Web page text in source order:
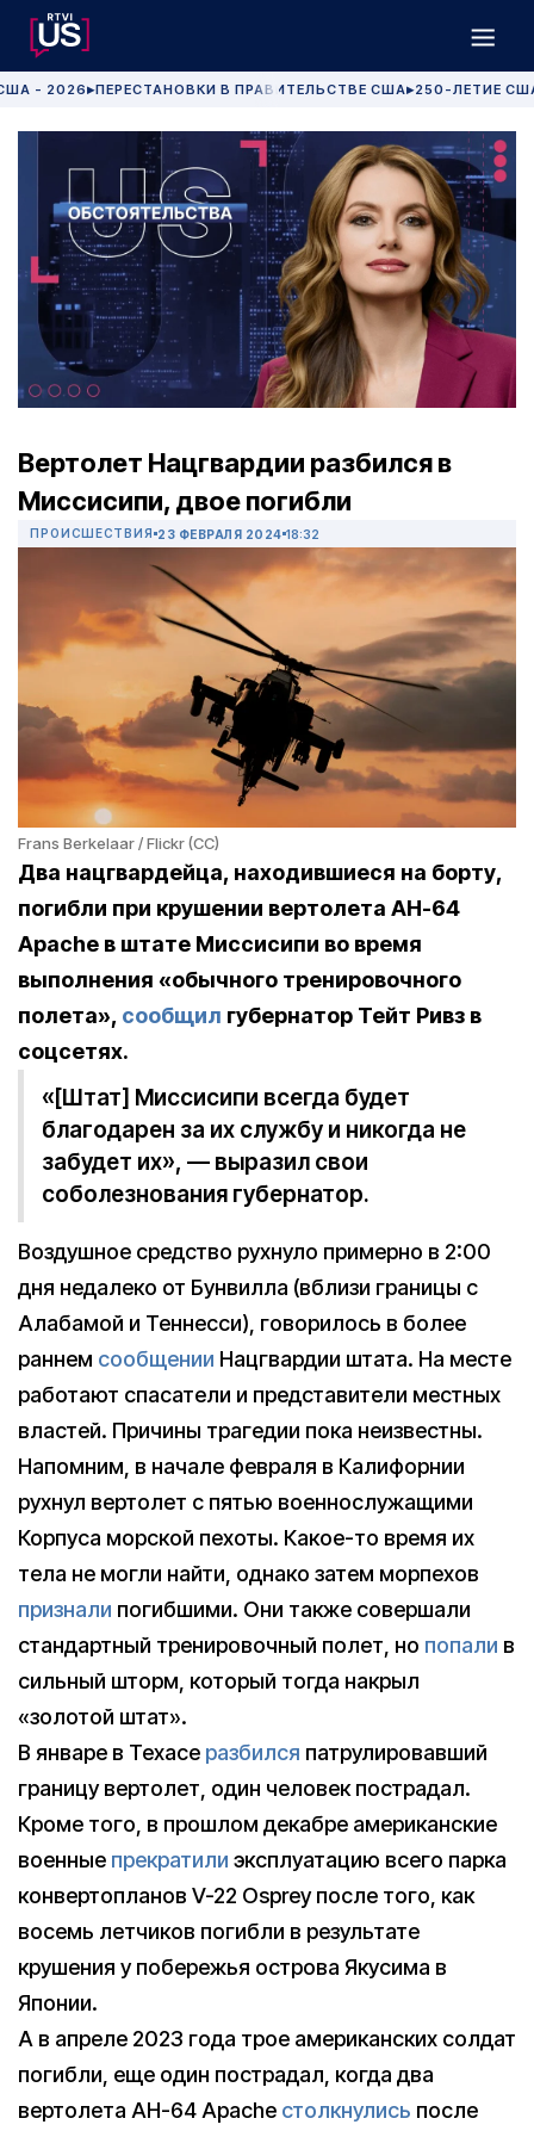
- 2026 ▶ПЕРЕСТАНОВКИ В ПРАВИТЕЛЬСТВЕ США▶250-ЛЕТИЕ
Вертолет Нацгвардии разбился в
Миссисипи, двое погибли
ПРОИСШЕСТВИЯ 23 ФЕВРАЛЯ 2024 18:32
Frans Berkelaar / Flickr (CC)
Два нацгвардейца, находившиеся на борту,
погибли при крушении вертолета AH-64
Apache ​​в штате Миссисипи во время
выполнения «обычного тренировочного
полета», сообщил губернатор Тейт Ривз в
соцсетях.
«[Штат] Миссисипи всегда будет
благодарен за их службу и никогда не
забудет их», — выразил свои
соболезнования губернатор.
Воздушное средство рухнуло примерно в 2:00
дня недалеко от Бунвилла (вблизи границы с
Алабамой и Теннесси), говорилось в более
раннем сообщении Нацгвардии штата. На месте
работают спасатели и представители местных
властей. Причины трагедии пока неизвестны.
Напомним, в начале февраля в Калифорнии
рухнул вертолет с пятью военнослужащими
Корпуса морской пехоты. Какое-то время их
тела не могли найти, однако затем морпехов
признали погибшими. Они также совершали
стандартный тренировочный полет, но попали в
сильный шторм, который тогда накрыл
«золотой штат».
В январе в Техасе разбился патрулировавший
границу вертолет, один человек пострадал.
Кроме того, в прошлом декабре американские
военные прекратили эксплуатацию всего парка
конвертопланов V-22 Osprey после того, как
восемь летчиков погибли в результате
крушения у побережья острова Якусима в
Японии.
А в апреле 2023 года трое американских солдат
погибли, еще один пострадал, когда два
вертолета AH-64 Apache столкнулись после